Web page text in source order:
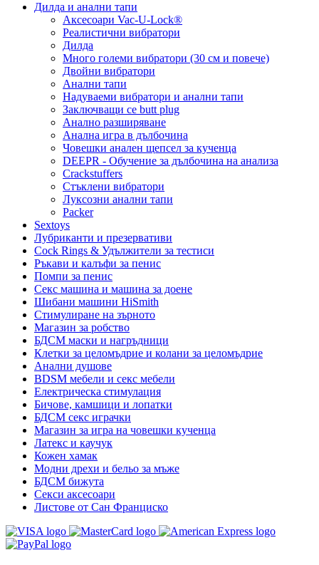
Дилда и анални тапи
Аксесоари Vac-U-Lock®
Реалистични вибратори
Дилда
Много големи вибратори (30 см и повече)
Двойни вибратори
Анални тапи
Надуваеми вибратори и анални тапи
Заключващи се butt plug
Анално разширяване
Анална игра в дълбочина
Човешки анален щепсел за кученца
DEEPR - Обучение за дълбочина на анализа
Crackstuffers
Стъклени вибратори
Луксозни анални тапи
Packer
Sextoys
Лубриканти и презервативи
Cock Rings & Удължители за тестиси
Ръкави и калъфи за пенис
Помпи за пенис
Секс машина и машина за доене
Шибани машини HiSmith
Стимулиране на зърното
Магазин за робство
БДСМ маски и нагръдници
Клетки за целомъдрие и колани за целомъдрие
Анални душове
BDSM мебели и секс мебели
Електрическа стимулация
Бичове, камшици и лопатки
БДСМ секс играчки
Магазин за игра на човешки кученца
Латекс и каучук
Кожен хамак
Модни дрехи и бельо за мъже
БДСМ бижута
Секси аксесоари
Листове от Сан Франциско